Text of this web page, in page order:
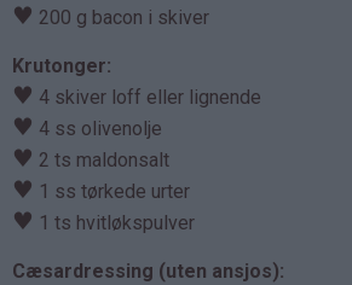
♥ 200 g bacon i skiver
Krutonger:
♥ 4 skiver loff eller lignende
♥ 4 ss olivenolje
♥ 2 ts maldonsalt
♥ 1 ss tørkede urter
♥ 1 ts hvitløkspulver
Cæsardressing (uten ansjos):